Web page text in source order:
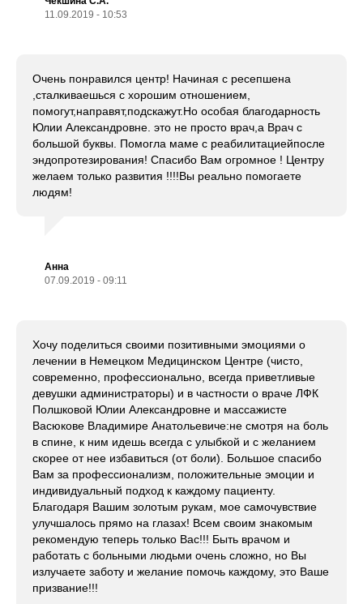
11.09.2019 - 10:53
Очень понравился центр! Начиная с ресепшена
,сталкиваешься с хорошим отношением,
помогут,направят,подскажут.Но особая благодарность
Юлии Александровне. это не просто врач,а Врач с
большой буквы. Помогла маме с реабилитациейпосле
эндопротезирования! Спасибо Вам огромное ! Центру
желаем только развития !!!!Вы реально помогаете
людям!
Анна
07.09.2019 - 09:11
Хочу поделиться своими позитивными эмоциями о
лечении в Немецком Медицинском Центре (чисто,
современно, профессионально, всегда приветливые
девушки администраторы) и в частности о враче ЛФК
Полшковой Юлии Александровне и массажисте
Васюкове Владимире Анатольевиче:не смотря на боль
в спине, к ним идешь всегда с улыбкой и с желанием
скорее от нее избавиться (от боли). Большое спасибо
Вам за профессионализм, положительные эмоции и
индивидуальный подход к каждому пациенту.
Благодаря Вашим золотым рукам, мое самочувствие
улучшалось прямо на глазах! Всем своим знакомым
рекомендую теперь только Вас!!! Быть врачом и
работать с больными людьми очень сложно, но Вы
излучаете заботу и желание помочь каждому, это Ваше
призвание!!!